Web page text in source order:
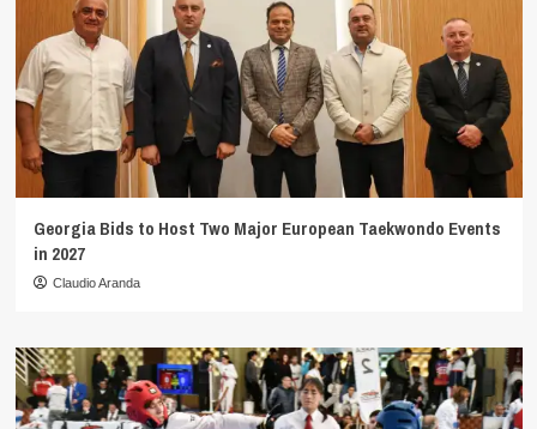
Georgia Bids to Host Two Major European Taekwondo Events
in 2027
Claudio Aranda